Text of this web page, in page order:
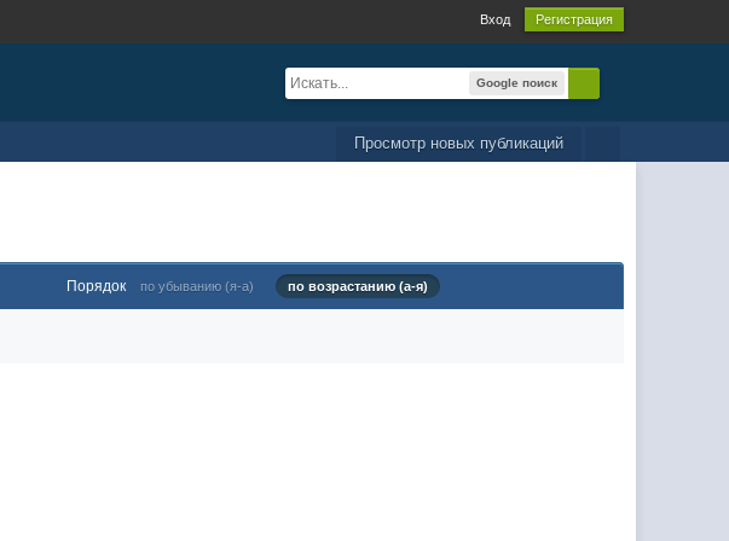
Вход Регистрация
Google поиск
Просмотр новых публикаций
Порядок по убыванию (я-а) по возрастанию (а-я)